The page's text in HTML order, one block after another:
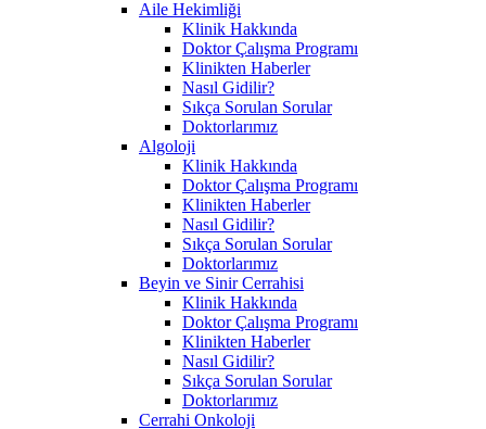
Aile Hekimliği
Klinik Hakkında
Doktor Çalışma Programı
Klinikten Haberler
Nasıl Gidilir?
Sıkça Sorulan Sorular
Doktorlarımız
Algoloji
Klinik Hakkında
Doktor Çalışma Programı
Klinikten Haberler
Nasıl Gidilir?
Sıkça Sorulan Sorular
Doktorlarımız
Beyin ve Sinir Cerrahisi
Klinik Hakkında
Doktor Çalışma Programı
Klinikten Haberler
Nasıl Gidilir?
Sıkça Sorulan Sorular
Doktorlarımız
Cerrahi Onkoloji